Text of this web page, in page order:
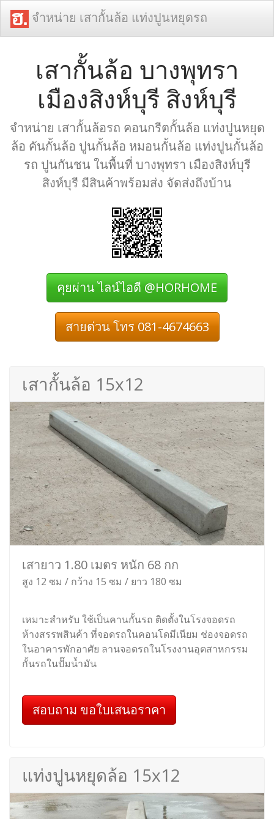
จำหน่าย เสากั้นล้อ แท่งปูนหยุดรถ
เสากั้นล้อ บางพุทรา
เมืองสิงห์บุรี สิงห์บุรี
จำหน่าย เสากั้นล้อรถ คอนกรีตกั้นล้อ แท่งปูนหยุด
ล้อ คันกั้นล้อ ปูนกั้นล้อ หมอนกั้นล้อ แท่งปูนกั้นล้อ
รถ ปูนกันชน ในพื้นที่ บางพุทรา เมืองสิงห์บุรี
สิงห์บุรี มีสินค้าพร้อมส่ง จัดส่งถึงบ้าน
คุยผ่าน ไลน์ไอดี @HORHOME
สายด่วน โทร 081-4674663
เสากั้นล้อ 15x12
เสายาว 1.80 เมตร หนัก 68 กก
สูง 12 ซม / กว้าง 15 ซม / ยาว 180 ซม
เหมาะสำหรับ ใช้เป็นคานกั้นรถ ติดตั้งในโรงจอดรถ
ห้างสรรพสินค้า ที่จอดรถในคอนโดมีเนียม ช่องจอดรถ
ในอาคารพักอาศัย ลานจอดรถในโรงงานอุตสาหกรรม
กั้นรถในปั๊มน้ำมัน
สอบถาม ขอใบเสนอราคา
แท่งปูนหยุดล้อ 15x12